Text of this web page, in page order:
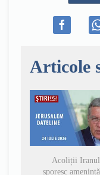
Articole
Acoliții
sporesc